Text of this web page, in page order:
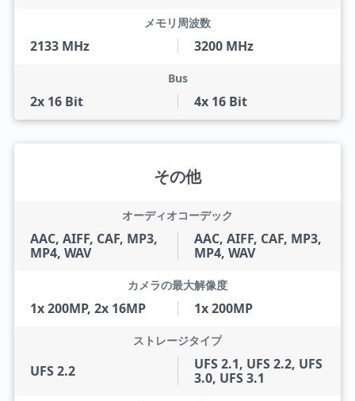
2133 MHz
メモリ周波数
3200 MHz
2x 16 Bit
Bus
4x 16 Bit
その他
AAC, AIFF, CAF, MP3,
MP4, WAV
オーディオコーデック
AAC, AIFF, CAF, MP3,
MP4, WAV
1x 200MP, 2x 16MP
カメラの最大解像度
1x 200MP
UFS 2.2
ストレージタイプ
UFS 2.1, UFS 2.2, UFS
3.0, UFS 3.1